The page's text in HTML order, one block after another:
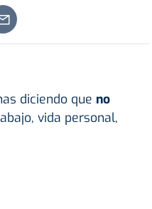
diciendo que no
vida personal,